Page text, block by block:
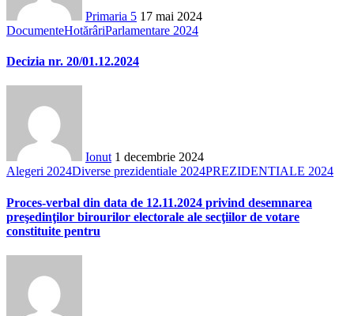
Primaria 5 17 mai 2024
DocumenteHotărâriParlamentare 2024
Decizia nr. 20/01.12.2024
Ionut 1 decembrie 2024
Alegeri 2024Diverse prezidentiale 2024PREZIDENTIALE 2024
Proces-verbal din data de 12.11.2024 privind desemnarea
preşedinţilor birourilor electorale ale secţiilor de votare
constituite pentru